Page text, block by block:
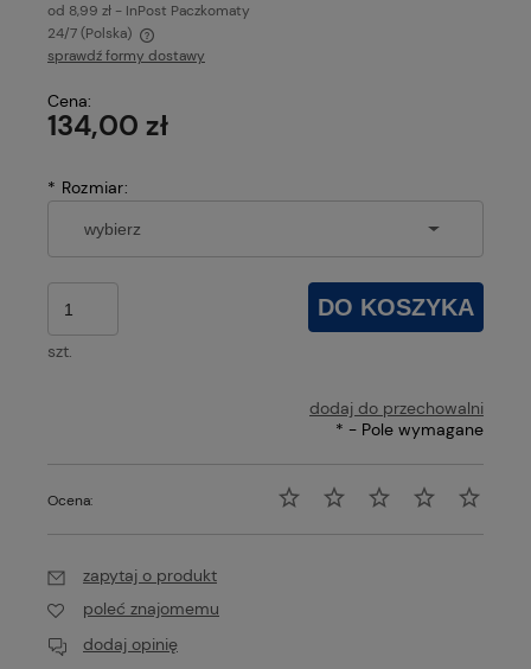
od 8,99 zł - InPost Paczkomaty
24/7(Polska)
Cena nie zawiera ewentualnych kosztów płatności
sprawdź formy dostawy
Cena:
134,00 zł
* Rozmiar:
szt.
DO KOSZYKA
dodaj do przechowalni
* - Pole wymagane
Ocena:
zapytaj o produkt
poleć znajomemu
dodaj opinię